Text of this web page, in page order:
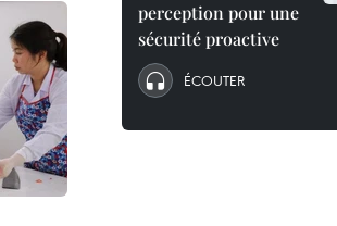
perception pour une
sécurité proactive
ÉCOUTER